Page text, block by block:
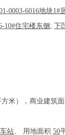
0003-6016地块1#
10#住宅楼东侧 ; 下
方米），商业建筑
站、 用地面积 50